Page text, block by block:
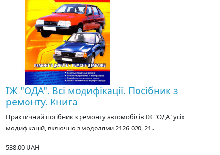
ІЖ "ОДА". Всі модифікації. Посібник з
ремонту. Книга
Практичний посібник з ремонту автомобілів ІЖ "ОДА" усіх
модифікацій, включно з моделями 2126-020, 21..
538.00 UAH